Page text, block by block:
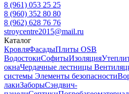
8 (961) 053 25 25
8 (960) 352 80 80
8 (962) 628 76 76
stroycentre2015@mail.ru
Каталог
КровляФасадыПлиты OSB
ВодостокиСофитыИзоляция
окнаЧердачные лестницы
системы Элементы безопасности
лакиЗаборыСэндвич-